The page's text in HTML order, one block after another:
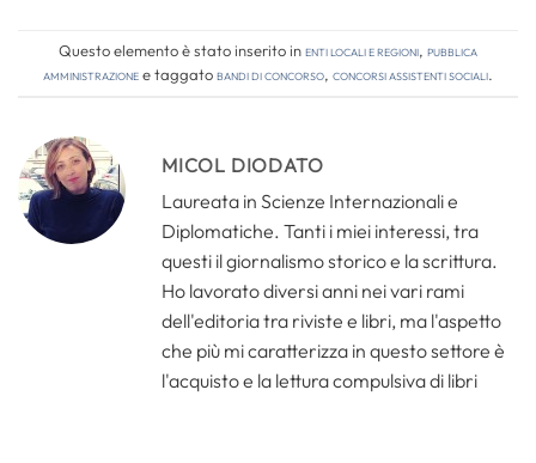
Questo elemento è stato inserito inEnti locali e regioni, Pubblica
amministrazionee taggatobandi di concorso, concorsi assistenti sociali.
MICOL DIODATO
Laureata in Scienze Internazionali e
Diplomatiche. Tanti i miei interessi, tra
questi il giornalismo storico e la scrittura.
Ho lavorato diversi anni nei vari rami
dell'editoria tra riviste e libri, ma l'aspetto
che più mi caratterizza in questo settore è
l'acquisto e la lettura compulsiva di libri